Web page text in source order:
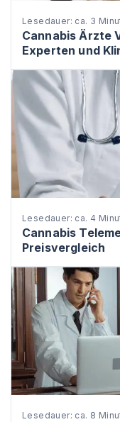
Lesedauer: ca. 3
Cannabis Ärzte
Experten und
Lesedauer: ca. 4
Cannabis
Preisvergleich
Lesedauer: ca. 8